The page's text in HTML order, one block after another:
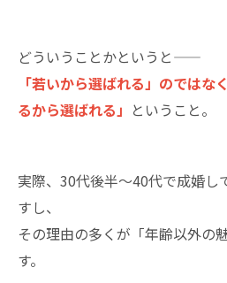
どういうことかというと——
「若いから選ばれる」のではな
るから選ばれる」 ということ。
実際、30代後半～40代で成婚し
すし、
その理由の多くが「年齢以外の
す。